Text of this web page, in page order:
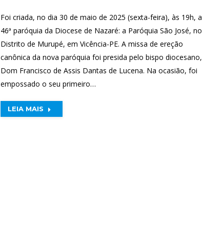
Foi criada, no dia 30 de maio de 2025 (sexta-feira), às 19h, a
46ª paróquia da Diocese de Nazaré: a Paróquia São José, no
Distrito de Murupé, em Vicência-PE. A missa de ereção
canônica da nova paróquia foi presida pelo bispo diocesano,
Dom Francisco de Assis Dantas de Lucena. Na ocasião, foi
empossado o seu primeiro…
LEIA MAIS